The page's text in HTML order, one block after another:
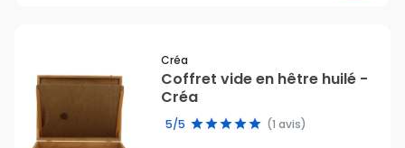
Créa
Coffret vide en hêtre huilé -
Créa
5/5 (1 avis)